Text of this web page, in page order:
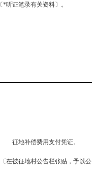
〔*听证笔录有关资料〕。
征地补偿费用支付凭证。
〔在被征地村公告栏张贴，予以公